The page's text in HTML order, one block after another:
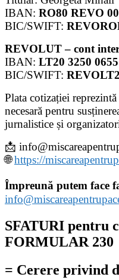
IBAN: RO80 REVO
BIC/SWIFT:
REVOLUT – cont
IBAN: LT20 3250
BIC/SWIFT:
Plata cotizației
necesară pentru
jurnalistice și
📩
🌐https://
Împreună putem face
SFATURI pentru
FORMULAR 230
= Cerere privind